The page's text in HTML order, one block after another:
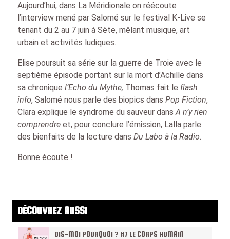
Aujourd’hui, dans La Méridionale on réécoute
l’interview mené par Salomé sur le festival K-Live se
tenant du 2 au 7 juin à Sète, mêlant musique, art
urbain et activités ludiques.
Elise poursuit sa série sur la guerre de Troie avec le
septième épisode portant sur la mort d’Achille dans
sa chronique l’Echo du Mythe, Thomas fait le flash
info, Salomé nous parle des biopics dans Pop Fiction,
Clara explique le syndrome du sauveur dansA n’y rien
comprendre et, pour conclure l’émission, Lalla parle
des bienfaits de la lecture dans Du Labo à la Radio.
Bonne écoute !
DÉCOUVREZ AUSSI
DIS-MOI POURQUOI ? #7 LE CORPS HUMAIN